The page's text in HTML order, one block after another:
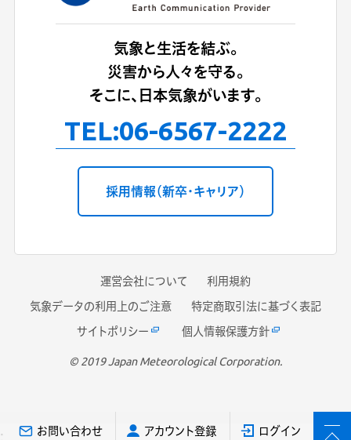
お問い合わせ アカウント登録 ログイン
気象と生活を結ぶ。
災害から人々を守る。
そこに、日本気象がいます。
TEL:06-6567-2222
採用情報（新卒・キャリア）
運営会社について
利用規約
気象データの利用上のご注意
特定商取引法に基づく表記
サイトポリシー
個人情報保護方針
© 2019 Japan Meteorological Corporation.
;